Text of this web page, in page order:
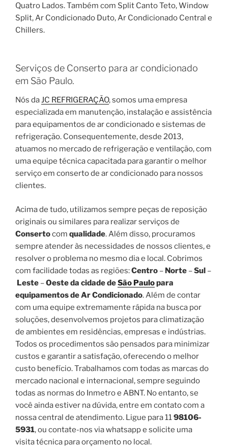
Quatro Lados. Também com Split Canto Teto, Window
Split, Ar Condicionado Duto, Ar Condicionado Central e
Chillers.
Serviços de Conserto para ar condicionado
em São Paulo.
Nós daJC REFRIGERAÇÃO, somos uma empresa
especializada em manutenção, instalação e assistência
para equipamentos de ar condicionado e sistemas de
refrigeração. Consequentemente, desde 2013,
atuamos no mercado de refrigeração e ventilação, com
uma equipe técnica capacitada para garantir o melhor
serviço em conserto de ar condicionado para nossos
clientes.
Acima de tudo, utilizamos sempre peças de reposição
originais ou similares para realizar serviços de
Consertocom qualidade. Além disso, procuramos
sempre atender às necessidades de nossos clientes, e
resolver o problema no mesmo dia e local. Cobrimos
com facilidade todas as regiões:Centro – Norte –Sul –
Leste –Oeste da cidade deSão Paulopara
equipamentos de Ar Condicionado. Além de contar
com uma equipe extremamente rápida na busca por
soluções, desenvolvemos projetos para climatização
de ambientes em residências, empresas e indústrias.
Todos os procedimentos são pensados para minimizar
custos e garantir a satisfação, oferecendo o melhor
custo benefício. Trabalhamos com todas as marcas do
mercado nacional e internacional, sempre seguindo
todas as normas do Inmetro e ABNT. No entanto, se
você ainda estiver na dúvida, entre em contato com a
nossa central de atendimento. Ligue para 1198106-
5931, ou contate-nos via whatsapp e solicite uma
visita técnica para orçamento no local.